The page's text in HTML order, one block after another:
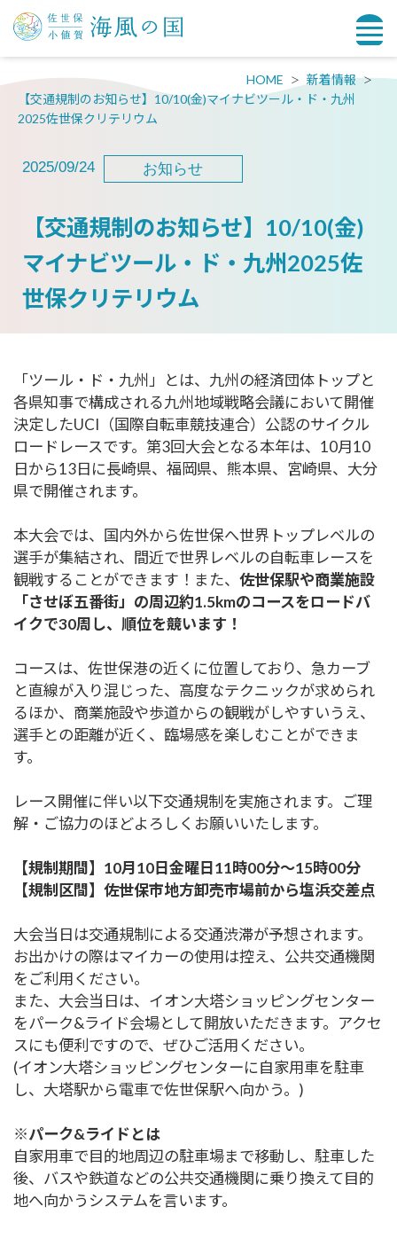
HOME
新着情報
【交通規制のお知らせ】10/10(金)マイナビツール・ド・九州
2025佐世保クリテリウム
2025/09/24 お知らせ
【交通規制のお知らせ】10/10(金)
マイナビツール・ド・九州2025佐
世保クリテリウム
「ツール・ド・九州」とは、九州の経済団体トップと
各県知事で構成される九州地域戦略会議において開催
決定したUCI（国際自転車競技連合）公認のサイクル
ロードレースです。第3回大会となる本年は、10月10
日から13日に長崎県、福岡県、熊本県、宮崎県、大分
県で開催されます。
本大会では、国内外から佐世保へ世界トップレベルの
選手が集結され、間近で世界レベルの自転車レースを
観戦することができます！また、 佐世保駅や商業施設
「させぼ五番街」の周辺約1.5kmのコースをロードバ
イクで30周し、順位を競います！
コースは、佐世保港の近くに位置しており、急カーブ
と直線が入り混じった、高度なテクニックが求められ
るほか、商業施設や歩道からの観戦がしやすいうえ、
選手との距離が近く、臨場感を楽しむことができま
す。
レース開催に伴い以下交通規制を実施されます。ご理
解・ご協力のほどよろしくお願いいたします。
【規制期間】10月10日金曜日11時00分～15時00分
【規制区間】佐世保市地方卸売市場前から塩浜交差点
大会当日は交通規制による交通渋滞が予想されます。
お出かけの際はマイカーの使用は控え、公共交通機関
をご利用ください。
また、大会当日は、イオン大塔ショッピングセンター
をパーク&ライド会場として開放いただきます。アクセ
スにも便利ですので、ぜひご活用ください。
(イオン大塔ショッピングセンターに自家用車を駐車
し、大塔駅から電車で佐世保駅へ向かう。)
※パーク&ライドとは
自家用車で目的地周辺の駐車場まで移動し、駐車した
後、バスや鉄道などの公共交通機関に乗り換えて目的
地へ向かうシステムを言います。